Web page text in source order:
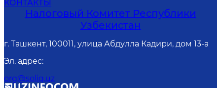
КОНТАКТЫ
Налоговый Комитет Республики
Узбекистан
г. Ташкент, 100011, улица Абдулла Кадири, дом 13-а
Эл. адрес:
org@soliq.uz